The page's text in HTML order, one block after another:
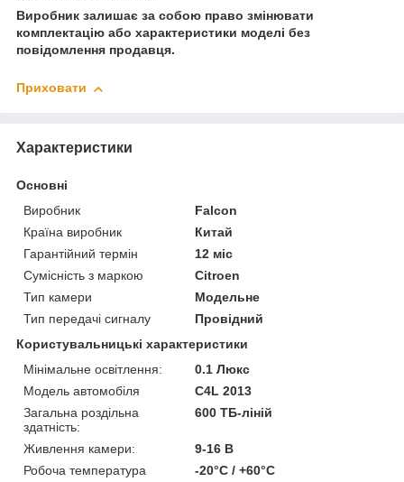
Виробник залишає за собою право змінювати
комплектацію або характеристики моделі без
повідомлення продавця.
Приховати
Характеристики
Основні
Виробник
Falcon
Країна виробник
Китай
Гарантійний термін
12 міс
Сумісність з маркою
Citroen
Тип камери
Модельне
Тип передачі сигналу
Провідний
Користувальницькі характеристики
Мінімальне освітлення:
0.1 Люкс
Модель автомобіля
C4L 2013
Загальна роздільна
здатність:
600 ТБ-ліній
Живлення камери:
9-16 В
Робоча температура
-20°C / +60°C